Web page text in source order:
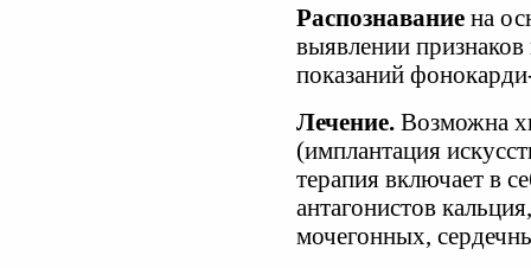
Распознавание на
выявлении признаков
показаний
Лечение. Возможна
(имплантация
терапия включает в
антагонистов
мочегонных,